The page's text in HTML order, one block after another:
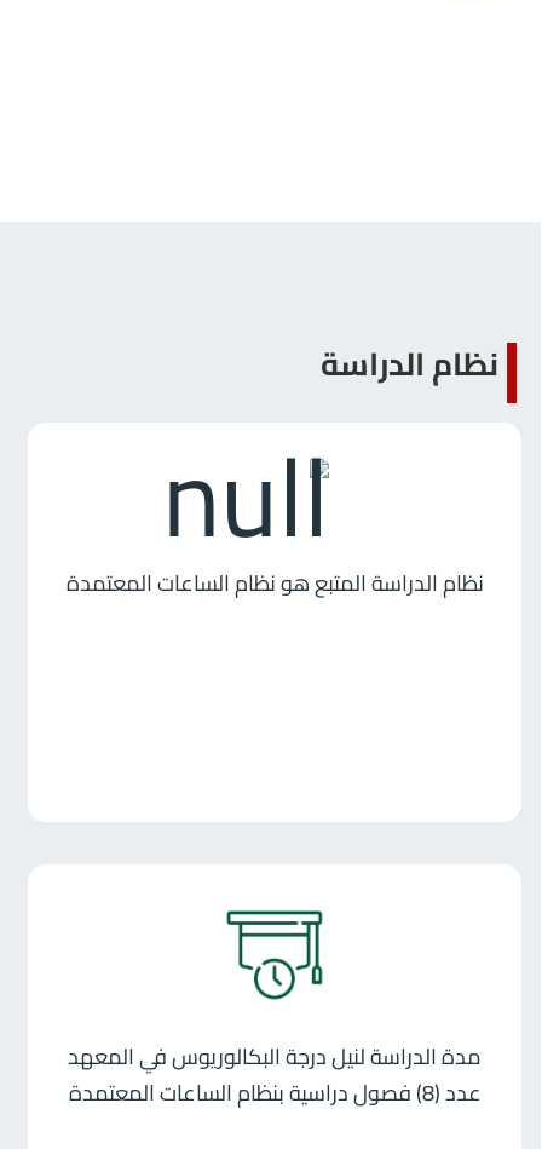
نظام الدراسة
نظام الدراسة المتبع هو نظام الساعات المعتمدة
مدة الدراسة لنيل درجة البكالوريوس في المعهد
عدد (8) فصول دراسية بنظام الساعات المعتمدة